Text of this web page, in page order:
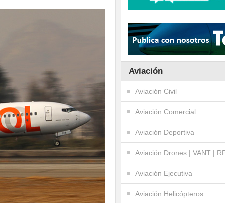
Aviación
Aviación Civil
Aviación Comercial
Aviación Deportiva
Aviación Drones | VANT |
Aviación Ejecutiva
Aviación Helicópteros